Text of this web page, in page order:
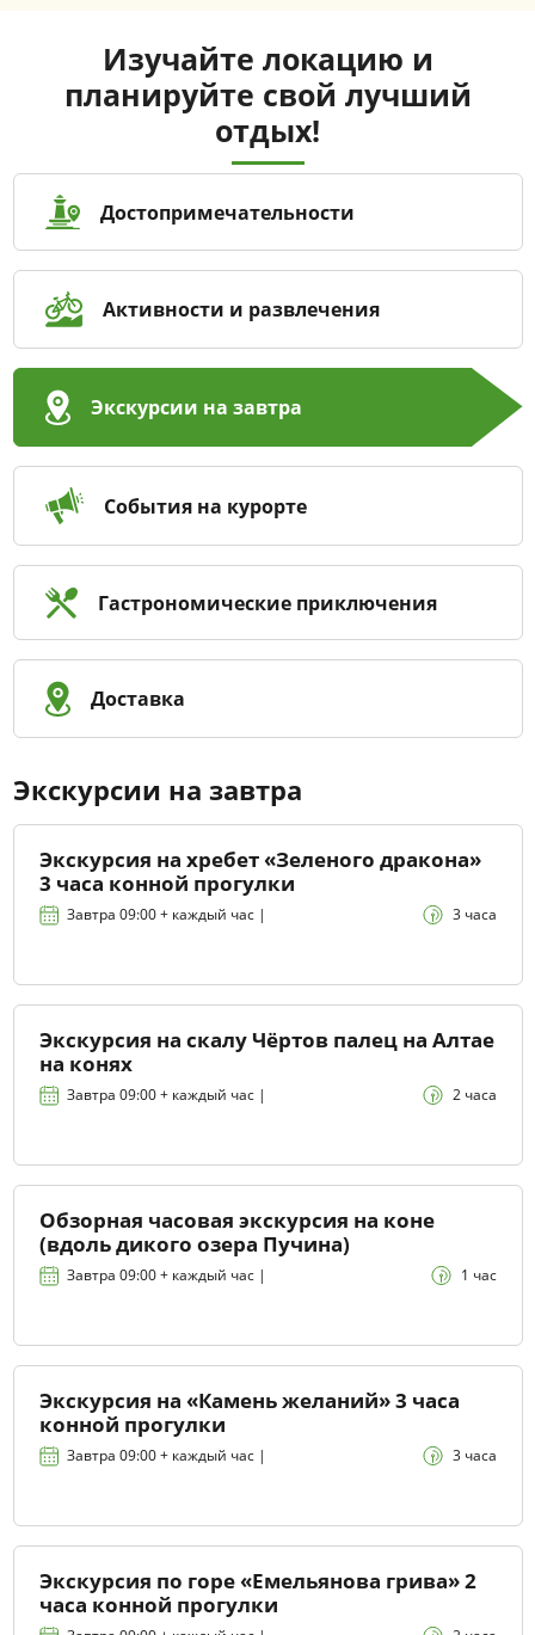
Изучайте локацию и
планируйте свой лучший
отдых!
Достопримечательности
Активности и развлечения
Экскурсии на завтра
События на курорте
Гастрономические приключения
Доставка
Экскурсии на завтра
Экскурсия на хребет «Зеленого дракона»
3 часа конной прогулки
Завтра 09:00 + каждый час | 3 часа
Экскурсия на скалу Чёртов палец на Алтае
на конях
Завтра 09:00 + каждый час | 2 часа
Обзорная часовая экскурсия на коне
(вдоль дикого озера Пучина)
Завтра 09:00 + каждый час | 1 час
Экскурсия на «Камень желаний» 3 часа
конной прогулки
Завтра 09:00 + каждый час | 3 часа
Экскурсия по горе «Емельянова грива» 2
часа конной прогулки